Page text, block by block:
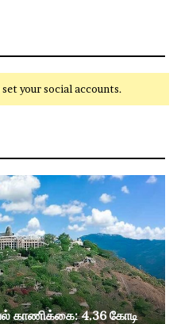
your social accounts.
காணிக்கை: 4.36 கோடி